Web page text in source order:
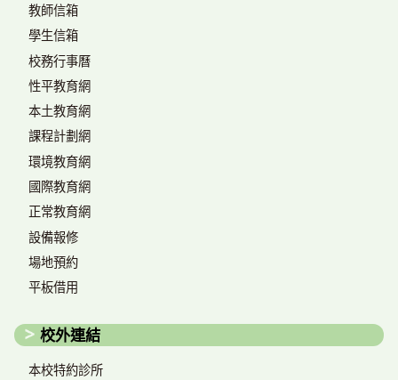
教師信箱
學生信箱
校務行事曆
性平教育網
本土教育網
課程計劃網
環境教育網
國際教育網
正常教育網
設備報修
場地預約
平板借用
校外連結
本校特約診所